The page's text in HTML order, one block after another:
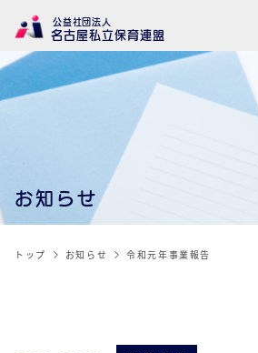
お知らせ
名古屋私立保育連盟
公益社団法人
トップ お知らせ 令和元年事業報告